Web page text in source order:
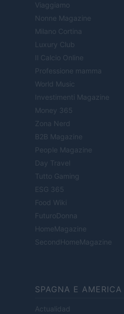
Viaggiamo
Nonne Magazine
Milano Cortina
Luxury Club
Il Calcio Online
Professione mamma
World Music
Investimenti Magazine
Money 365
Zona Nerd
B2B Magazine
People Magazine
Day Travel
Tutto Gaming
ESG 365
Food Wiki
FuturoDonna
HomeMagazine
SecondHomeMagazine
SPAGNA E
Actualidad